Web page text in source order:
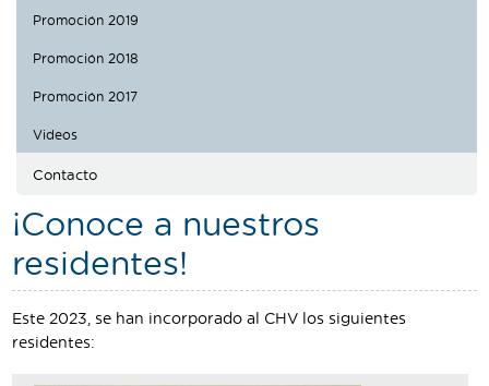
Segueix-nos:
Promoción 2019
Promoción 2018
Promoción 2017
Videos
Contacto
¡Conoce a nuestros
residentes!
Este 2023, se han incorporado al CHV los siguientes
residentes: